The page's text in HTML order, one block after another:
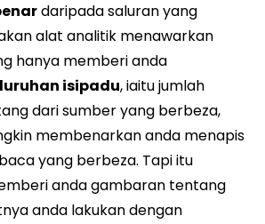
daripada saluran yang
alat analitik menawarkan
hanya memberi anda
isipadu, iaitu jumlah
dari sumber yang berbeza,
membenarkan anda menapis
yang berbeza. Tapi itu
anda gambaran tentang
anda lakukan dengan